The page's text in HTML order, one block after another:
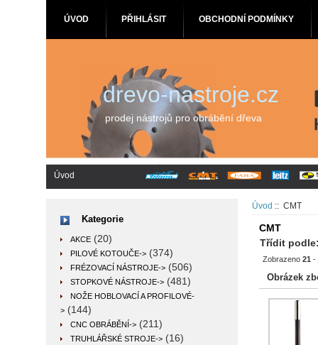
ÚVOD PŘIHLÁSIT OBCHODNÍ PODMÍNKY
drevo-nastroje.cz
prodej nástrojů pro obrábění dřeva
Úvod
Kategorie
AKCE (20)
PILOVÉ KOTOUČE-> (374)
FRÉZOVACÍ NÁSTROJE-> (506)
STOPKOVÉ NÁSTROJE-> (481)
NOŽE HOBLOVACÍ A PROFILOVÉ-
> (144)
CNC OBRÁBĚNÍ-> (211)
TRUHLÁŘSKÉ STROJE-> (16)
Úvod :: CMT
CMT
Třídit
Zobrazeno21 -
Obrázek